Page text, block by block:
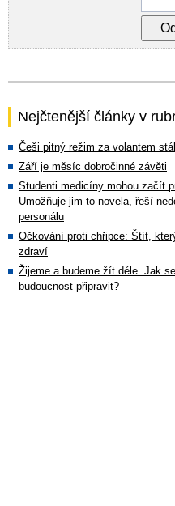
Nejčtenější články v
Češi pitný režim za volantem
Září je měsíc dobročinné závěti
Studenti medicíny mohou začít
Umožňuje jim to novela, řeší
personálu
Očkování proti chřipce: Štít,
zdraví
Žijeme a budeme žít déle. Jak
budoucnost připravit?